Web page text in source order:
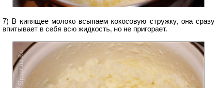
7) В кипящее молоко всыпаем кокосовую стружку, она сразу
впитывает в себя всю жидкость, но не пригорает.